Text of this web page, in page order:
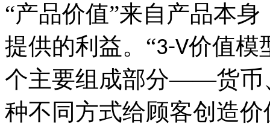
“产品价值”来自产品本
提供的利益。“3-V价值模
个主要组成部分——货币
种不同方式给顾客创造